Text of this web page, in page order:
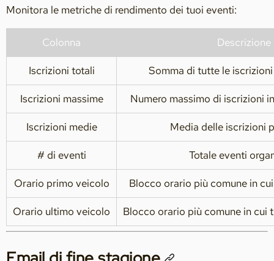
Monitora le metriche di rendimento dei tuoi eventi:
Colonna Descrizione
Iscrizioni totali Somma di tutte le
Iscrizioni massime Numero massimo di iscrizioni
Iscrizioni medie Media delle iscrizioni
# di eventi Totale eventi
Orario primo veicolo Blocco orario più comune in
Orario ultimo veicolo Blocco orario più comune in cui